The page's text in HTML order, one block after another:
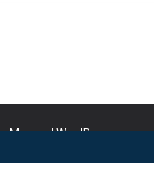
andWordPress.
deliver our services.